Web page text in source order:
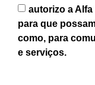
autorizo a
para que
como, para
e serviços.